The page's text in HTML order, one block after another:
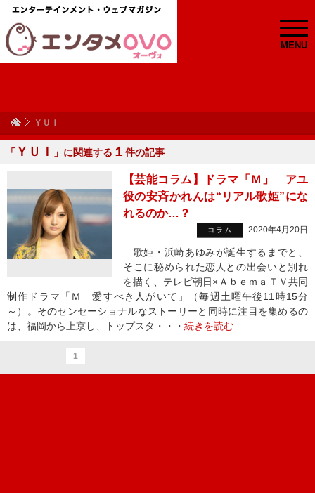
MENU
ＹＵＩ
「 ＹＵＩ 」に関連する １ 件の記事
【芸能コラム】ドラマ「Ｍ」 アユ
役の安斉かれんは“リアル歌姫”にな
れるのか…？
コラム 2020年4月20日
歌姫・浜崎あゆみが誕生するまでと、
そこに秘められた恋人との出会いと別れ
を描く、テレビ朝日×ＡｂｅｍａＴＶ共同
制作ドラマ「Ｍ 愛すべき人がいて」（毎週土曜午後11時15分
～）。そのセンセーショナルなストーリーと同時に注目を集めるの
は、福岡から上京し、トップスタ・・・ 続きを読む
1